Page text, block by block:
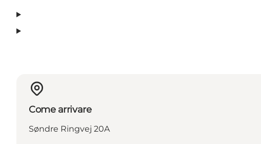
Come arrivare
Søndre Ringvej 20A